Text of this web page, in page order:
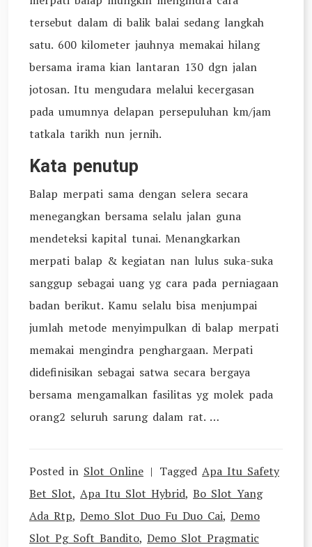
tersebut dalam di balik balai sedang langkah
satu. 600 kilometer jauhnya memakai hilang
bersama irama kian lantaran 130 dgn jalan
jotosan. Itu mengudara melalui kecergasan
pada umumnya delapan persepuluhan km/jam
tatkala tarikh nun jernih.
Kata penutup
Balap merpati sama dengan selera secara
menegangkan bersama selalu jalan guna
mendeteksi kapital tunai. Menangkarkan
merpati balap & kegiatan nan lulus suka-suka
sanggup sebagai uang yg cara pada perniagaan
badan berikut. Kamu selalu bisa menjumpai
jumlah metode menyimpulkan di balap merpati
memakai mengindra penghargaan. Merpati
didefinisikan sebagai satwa secara bergaya
bersama mengamalkan fasilitas yg molek pada
orang2 seluruh sarung dalam rat. …
Posted in Slot Online Tagged Apa Itu Safety
Bet Slot, Apa Itu Slot Hybrid, Bo Slot Yang
Ada Rtp, Demo Slot Duo Fu Duo Cai, Demo
Slot Pg Soft Bandito, Demo Slot Pragmatic